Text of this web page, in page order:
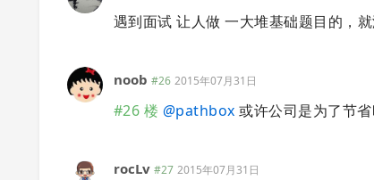
遇到面试 让人做 一大堆基础题目的，
noob #26 2015年07月31日
#26 楼 @pathbox 或许公司是为了节
rocLv #27 2015年07月31日